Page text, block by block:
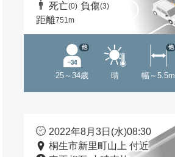
死亡(0) 負傷(3)
距離751m
25～34歳
他
晴 幅～5.5m
他
2022年8月3日(水)08:30
桐生市新里町山上 付近